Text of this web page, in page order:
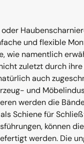
und flexible
wie namentlich
zuletzt durch ihre
auch
und
werden die
Schiene für
können
werden. Die